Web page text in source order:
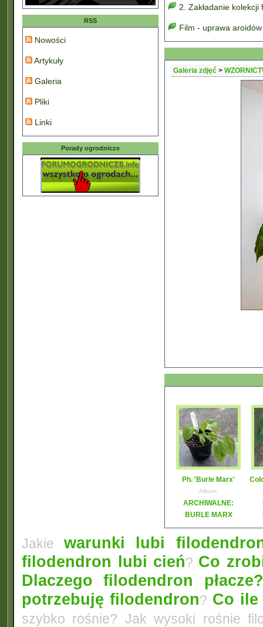
RSS
Nowości
Artykuły
Galeria
Pliki
Linki
Porady ogrodnicze
2. Zakładanie
Film - uprawa
Galeria zdjęć >
Ph. 'Burle Marx'
Album:
ARCHIWALNE:
BURLE MARX
Jakie warunki lubi
filodendron lubi cień? Co
Dlaczego filodendron
potrzebuję filodendron? Co ile
szybko rośnie? Jak wysoki rośnie